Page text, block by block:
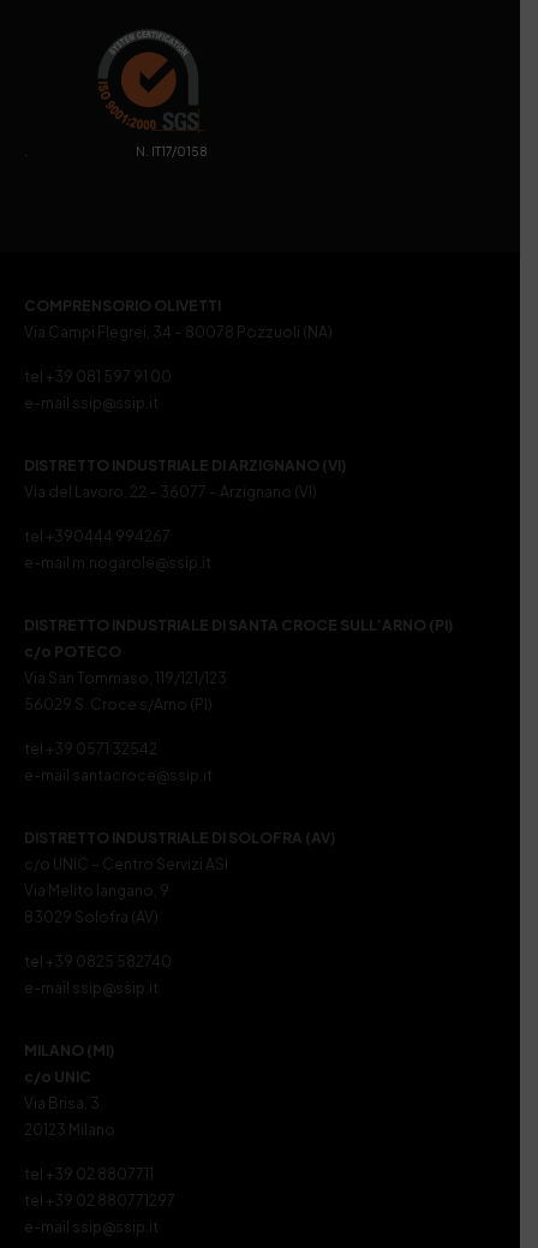
. N. IT17/0158
COMPRENSORIO OLIVETTI
Via Campi Flegrei, 34 – 80078 Pozzuoli (NA)
tel +39 081 597 91 00
e-mail ssip@ssip.it
DISTRETTO INDUSTRIALE DI ARZIGNANO (VI)
Via del Lavoro, 22 – 36077 – Arzignano (VI)
tel +390444 994267
e-mail m.nogarole@ssip.it
DISTRETTO INDUSTRIALE DI SANTA CROCE SULL’ARNO (PI)
c/o POTECO
Via San Tommaso, 119/121/123
56029 S. Croce s/Arno (PI)
tel +39 0571 32542
e-mail santacroce@ssip.it
DISTRETTO INDUSTRIALE DI SOLOFRA (AV)
c/o UNIC – Centro Servizi ASI
Via Melito Iangano, 9
83029 Solofra (AV)
tel +39 0825 582740
e-mail ssip@ssip.it
MILANO (MI)
c/o UNIC
Via Brisa, 3
20123 Milano
tel +39 02 8807711
tel +39 02 880771297
e-mail ssip@ssip.it